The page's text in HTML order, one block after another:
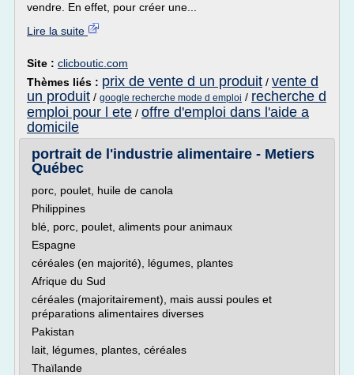
vendre. En effet, pour créer une...
Lire la suite
Site : clicboutic.com
Thèmes liés : prix de vente d un produit / vente d
un produit / google recherche mode d emploi / recherche d
emploi pour l ete / offre d'emploi dans l'aide a
domicile
portrait de l'industrie alimentaire - Metiers
Québec
porc, poulet, huile de canola
Philippines
blé, porc, poulet, aliments pour animaux
Espagne
céréales (en majorité), légumes, plantes
Afrique du Sud
céréales (majoritairement), mais aussi poules et
préparations alimentaires diverses
Pakistan
lait, légumes, plantes, céréales
Thaïlande